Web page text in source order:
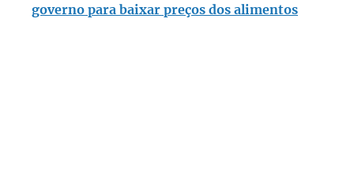
governo para baixar preços dos alimentos